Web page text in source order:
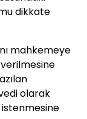
dikkate
mahkemeye
olarak